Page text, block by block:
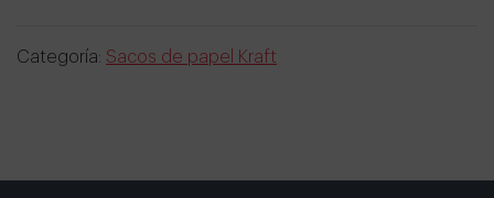
Categoría: Sacos de papel Kraft